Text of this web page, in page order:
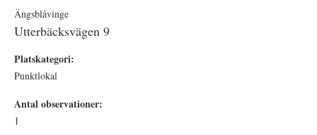
Ängsblåvinge
Utterbäcksvägen 9
Platskategori:
Punktlokal
Antal observationer:
1